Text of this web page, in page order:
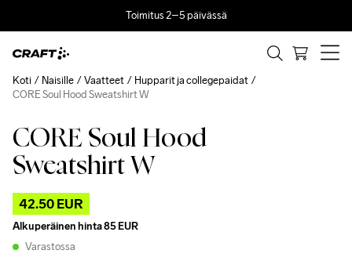
Toimitus 2–5 päivässä
CORE Soul Hood
Sweatshirt W
42.50 EUR
Alkuperäinen hinta85 EUR
Varastossa
Koti Naisille Vaatteet
Hupparit ja collegepaidat
CORE Soul Hood Sweatshirt W
Outlet